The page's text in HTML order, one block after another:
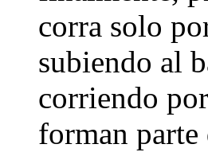
corra solo
subiendo al
corriendo
forman